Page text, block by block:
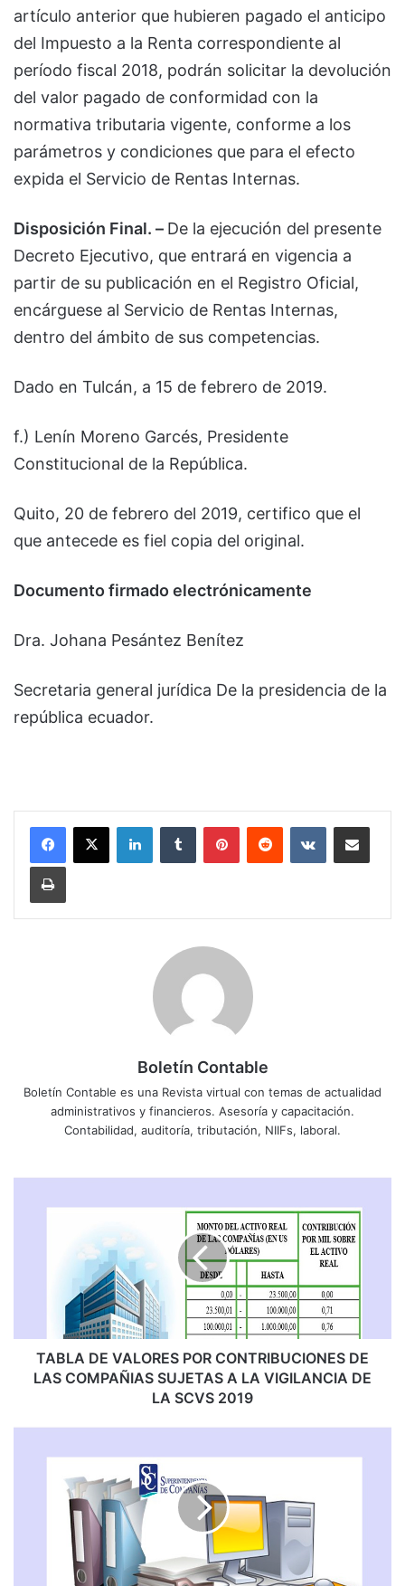
artículo anterior que hubieren pagado el anticipo
del Impuesto a la Renta correspondiente al
período fiscal 2018, podrán solicitar la devolución
del valor pagado de conformidad con la
normativa tributaria vigente, conforme a los
parámetros y condiciones que para el efecto
expida el Servicio de Rentas Internas.
Disposición Final. – De la ejecución del presente
Decreto Ejecutivo, que entrará en vigencia a
partir de su publicación en el Registro Oficial,
encárguese al Servicio de Rentas Internas,
dentro del ámbito de sus competencias.
Dado en Tulcán, a 15 de febrero de 2019.
f.) Lenín Moreno Garcés, Presidente
Constitucional de la República.
Quito, 20 de febrero del 2019, certifico que el
que antecede es fiel copia del original.
Documento firmado electrónicamente
Dra. Johana Pesántez Benítez
Secretaria general jurídica De la presidencia de la
república ecuador.
LinkedInTumblr PinterestReddit VKontakteCompartir por
Imprimir
Boletín Contable
Boletín Contable es una Revista virtual con temas de actualidad
administrativos y financieros. Asesoría y capacitación.
Contabilidad, auditoría, tributación, NIIFs, laboral.
CONTRIBUCIONES
COMPAÑIAS
SUJETAS
LA
TABLA DE VALORES POR CONTRIBUCIONES DE
LAS COMPAÑIAS SUJETAS A LA VIGILANCIA DE
LA SCVS 2019
FINANCIEROS